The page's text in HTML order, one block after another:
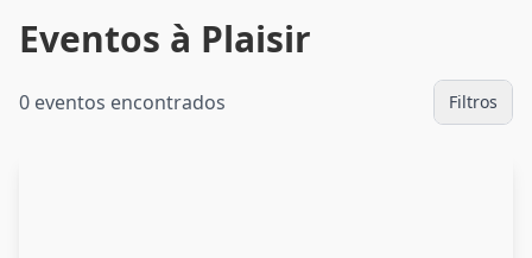
Eventos à Plaisir
0 eventos encontrados Filtros